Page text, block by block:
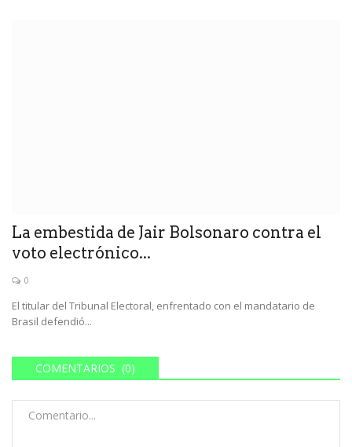
La embestida de Jair Bolsonaro contra el
voto electrónico...
0
El titular del Tribunal Electoral, enfrentado con el mandatario de
Brasil defendió...
COMENTARIOS (0)